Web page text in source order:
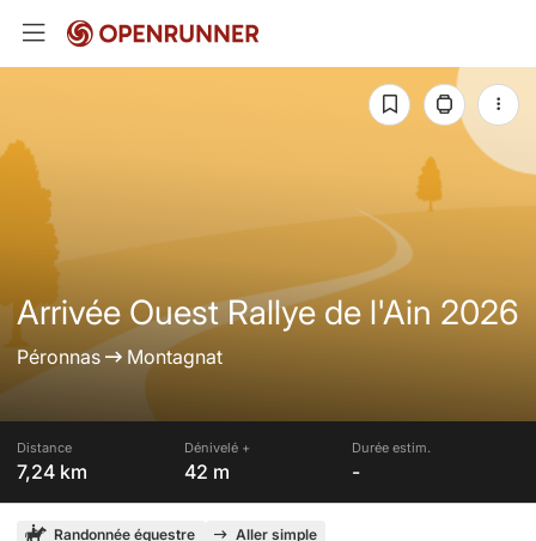
Arrivée Ouest Rallye de l'Ain 2026
Péronnas Montagnat
Distance
7,24 km
Dénivelé +
42 m
Durée estim.
-
Randonnée équestre Aller simple